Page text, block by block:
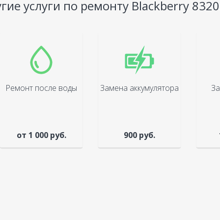
услуги по ремонту Blackberry
Ремонт после воды
от 1 000 руб.
Замена аккумулятора
900 руб.